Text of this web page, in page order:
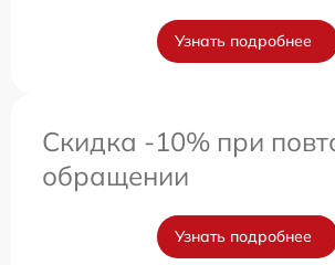
Узнать подробнее
Скидка -10% при
обращении
Узнать подробнее